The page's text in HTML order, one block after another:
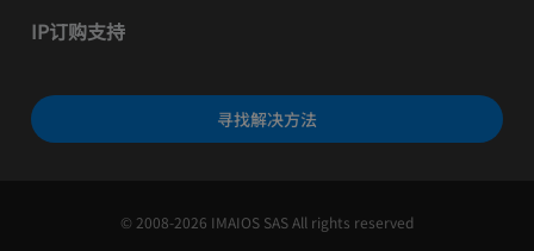
IP订购支持
寻找解决方法
© 2008-2026 IMAIOS SAS All rights reserved